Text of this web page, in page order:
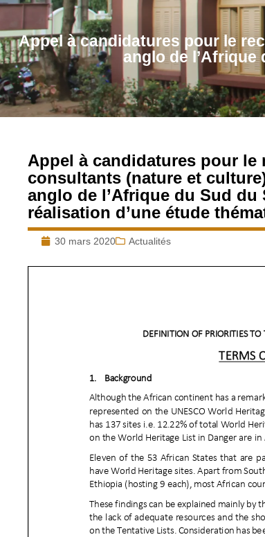
Appel à candidatures pour le
anglo de l’Afrique
Appel à candidatures pour le
consultants (nature et
anglo de l’Afrique du Sud du
réalisation d’une étude
30 mars 2020 Actualités